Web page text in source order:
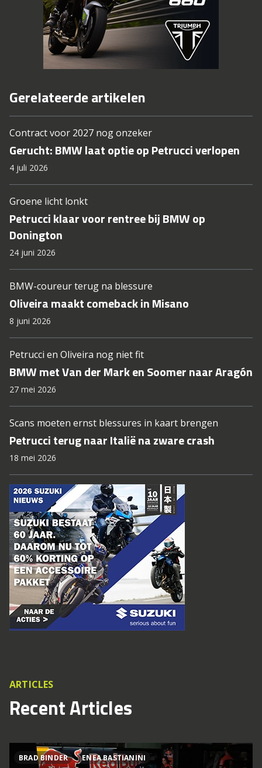
Gerelateerde artikelen
Contract voor 2027 nog onzeker
Gerucht: BMW laat optie op Petrucci verlopen
4 juli 2026
Groene licht lonkt
Petrucci klaar voor rentree bij BMW op
Donington
24 juni 2026
BMW-coureur terug na blessure
Oliveira maakt comeback in Misano
8 juni 2026
Petrucci en Oliveira nog niet fit
BMW met Van der Mark en Soomer naar Aragón
27 mei 2026
Scans moeten ernst blessures in kaart brengen
Petrucci terug naar Italië na zware crash
18 mei 2026
ARTICLES
Recent Articles
BRAD BINDER ENEA BASTIANINI